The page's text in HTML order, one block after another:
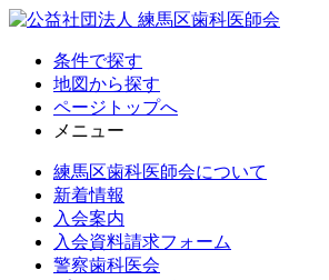
条件で探す
地図から探す
ページトップへ
メニュー
練馬区歯科医師会について
新着情報
入会案内
入会資料請求フォーム
警察歯科医会